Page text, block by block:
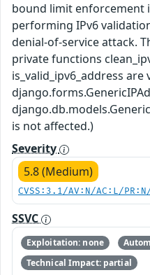
bound limit enforcement
performing IPv6
denial-of-service attack.
private functions
is_valid_ipv6_address
is not affected.)
Severity
5.8 (Medium)
CVSS:3.1/AV:N/AC:L/
SSVC
Exploitation: none
Technical Impact: partial